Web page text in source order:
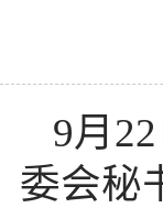
9月
委会秘